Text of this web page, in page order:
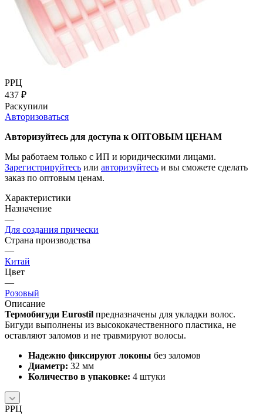
РРЦ
437 ₽
Раскупили
Авторизоваться
Авторизуйтесь для доступа к ОПТОВЫМ ЦЕНАМ
Мы работаем только с ИП и юридическими лицами.
Зарегистрируйтесь или авторизуйтесь и вы сможете сделать
заказ по оптовым ценам.
Характеристики
Назначение
—
Для создания прически
Страна производства
—
Китай
Цвет
—
Розовый
Описание
Термобигуди Eurostil предназначены для укладки волос.
Бигуди выполнены из высококачественного пластика, не
оставляют заломов и не травмируют волосы.
Надежно фиксируют локоны без заломов
Диаметр: 32 мм
Количество в упаковке: 4 штуки
РРЦ